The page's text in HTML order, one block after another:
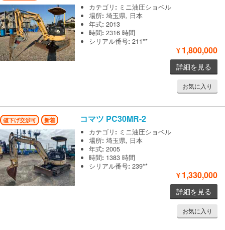
カテゴリ : ミニ油圧ショベル
場所:埼玉県, 日本
年式:2013
時間:2316 時間
シリアル番号:211**
¥ 1,800,000
詳細を見る
お気に入り
値下げ交渉可 新着 コマツ PC30MR-2
カテゴリ : ミニ油圧ショベル
場所:埼玉県, 日本
年式:2005
時間: 1383 時間
シリアル番号:239**
¥ 1,330,000
詳細を見る
お気に入り